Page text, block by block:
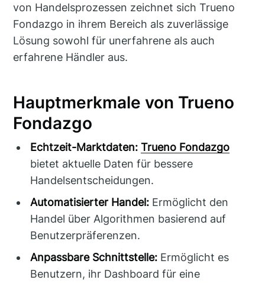
von Handelsprozessen zeichnet sich Trueno
Fondazgo in ihrem Bereich als zuverlässige
Lösung sowohl für unerfahrene als auch
erfahrene Händler aus.
Hauptmerkmale von Trueno
Fondazgo
Echtzeit-Marktdaten: Trueno Fondazgo
bietet aktuelle Daten für bessere
Handelsentscheidungen.
Automatisierter Handel: Ermöglicht den
Handel über Algorithmen basierend auf
Benutzerpräferenzen.
Anpassbare Schnittstelle: Ermöglicht es
Benutzern, ihr Dashboard für eine